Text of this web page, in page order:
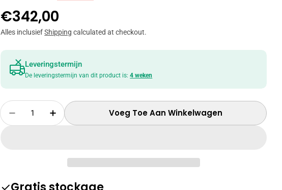
Normale
prijs
€342,00
Alles inclusiefShipping calculated at checkout.
Leveringstermijn
De leveringstermijn van dit product is:4 weken
Hoeveelheid
Verminder Hoeveelheid Voor TV-Meubel Marnix
Verhoog Hoeveelheid Voor TV-Meubel Marnix
Voeg Toe Aan Winkelwagen